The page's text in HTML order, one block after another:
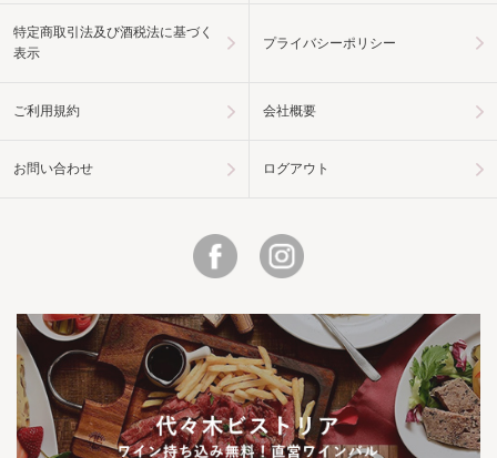
特定商取引法及び酒税法に基づく
表示
プライバシーポリシー
ご利用規約 会社概要
お問い合わせ ログアウト
Facebook